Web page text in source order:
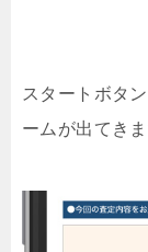
スタートボタ
ームが出てきま